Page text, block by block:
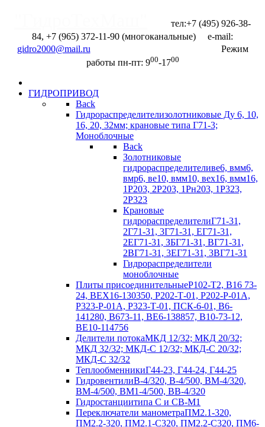
тел:+7 (495) 926-38-
84, +7 (965) 372-11-90 (многоканальные) e-mail:
Режим
работы пн-пт: 900-1700
ГИДРОПРИВОД
Back
Гидрораспределителизолотниковые Ду 6, 10,
16, 20, 32мм; крановые типа Г71-3;
Моноблочные
Back
Золотниковые
гидрораспределителиве6, вмм6,
вмр6, ве10, вмм10, вех16, вмм16,
1Р203, 2Р203, 1Рн203, 1Р323,
2Р323
Крановые
гидрораспределителиГ71-31,
2Г71-31, 3Г71-31, ЕГ71-31,
2ЕГ71-31, ЗБГ71-З1, ВГ71-31,
2ВГ71-31, 3EГ71-31, 3BГ71-31
Гидрораспределители
моноблочные
Плиты присоединительныеР102-Т2, В16 73-
24, ВЕХ16-130350, Р202-Т-01, Р202-Р-01А,
Р323-Р-01А, Р323-Т-01, ПСК-6-01, В6-
141280, В673-11, ВЕ6-138857, В10-73-12,
ВЕ10-114756
Делители потокаМКД 12/32; МКД 20/32;
МКД 32/32; МКД-С 12/32; МКД-С 20/32;
МКД-С 32/32
ТеплообменникиГ44-23, Г44-24, Г44-25
ГидровентилиВ-4/320, В-4/500, ВМ-4/320,
ВМ-4/500, ВМ1-4/500, ВВ-4/320
Гидростанциитипа С и СВ-М1
Переключатели манометраПМ2.1-320,
ПМ2.2-320, ПМ2.1-С320, ПМ2.2-С320, ПМ6-